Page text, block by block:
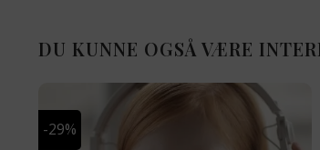
DU KUNNE OGSÅ VÆRE
-29%